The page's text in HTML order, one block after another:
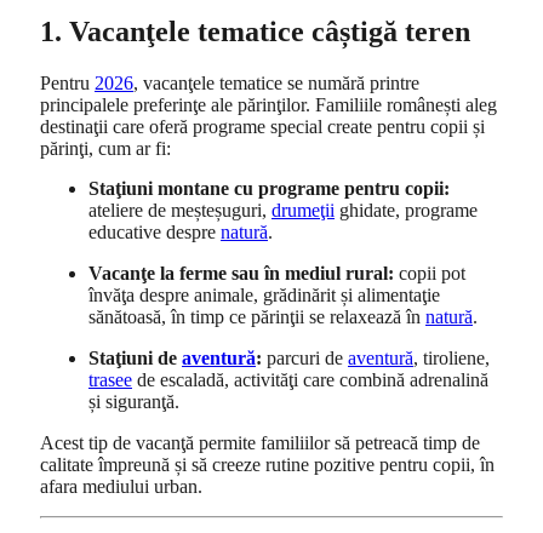
1. Vacanţele tematice câștigă teren
Pentru 2026, vacanţele tematice se numără printre
principalele preferinţe ale părinţilor. Familiile românești aleg
destinaţii care oferă programe special create pentru copii și
părinţi, cum ar fi:
Staţiuni montane cu programe pentru copii:
ateliere de meșteșuguri, drumeţii ghidate, programe
educative despre natură.
Vacanţe la ferme sau în mediul rural: copii pot
învăţa despre animale, grădinărit și alimentaţie
sănătoasă, în timp ce părinţii se relaxează în natură.
Staţiuni de aventură: parcuri de aventură, tiroliene,
trasee de escaladă, activităţi care combină adrenalină
și siguranţă.
Acest tip de vacanţă permite familiilor să petreacă timp de
calitate împreună și să creeze rutine pozitive pentru copii, în
afara mediului urban.